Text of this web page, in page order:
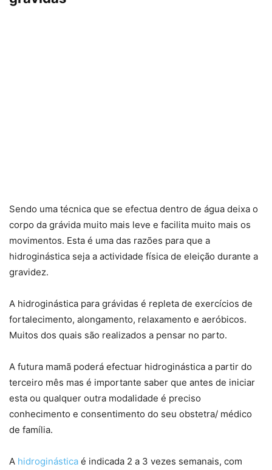
Sendo uma técnica que se efectua dentro de água deixa o
corpo da grávida muito mais leve e facilita muito mais os
movimentos. Esta é uma das razões para que a
hidroginástica seja a actividade física de eleição durante a
gravidez.
A hidroginástica para grávidas é repleta de exercícios de
fortalecimento, alongamento, relaxamento e aeróbicos.
Muitos dos quais são realizados a pensar no parto.
A futura mamã poderá efectuar hidroginástica a partir do
terceiro mês mas é importante saber que antes de iniciar
esta ou qualquer outra modalidade é preciso
conhecimento e consentimento do seu obstetra/ médico
de família.
A hidroginástica é indicada 2 a 3 vezes semanais, com